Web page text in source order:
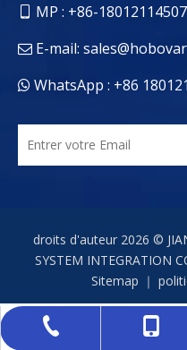
+86-
+86-
+86
MP : +86-18012114507
 E-mail:
 WhatsApp : +86
droits d'auteur 2026 ©
SYSTEM INTEGRATION
Sitemap ｜